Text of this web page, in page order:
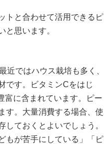
トと合わせて活用できるピ
と思います。
近ではハウス栽培も多く、
です。ビタミンCをはじ
富に含まれています。ピー
す。大量消費する場合、使
しておくとよいでしょう。
もが苦手にしている」「ピ